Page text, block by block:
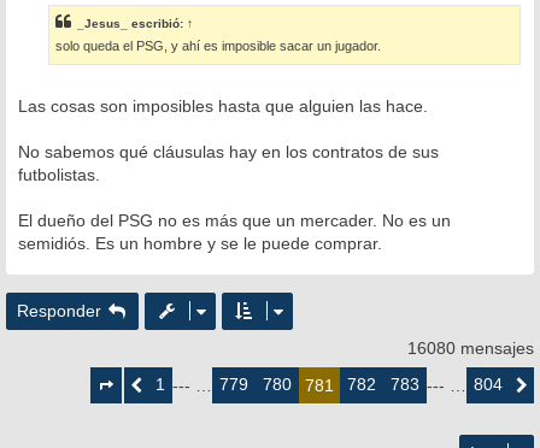
a
j
e
_Jesus_ escribió: ↑
solo queda el PSG, y ahí es imposible sacar un jugador.
Las cosas son imposibles hasta que alguien las hace.
No sabemos qué cláusulas hay en los contratos de sus
futbolistas.
El dueño del PSG no es más que un mercader. No es un
semidiós. Es un hombre y se le puede comprar.
Responder
16080 mensajes
deAnterior
1 --- … 779 780 781 782 783 --- … 804